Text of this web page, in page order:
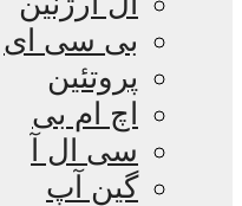
بی سی ای
پروتئین
اچ ام بی
سی ال آ
گین آپ